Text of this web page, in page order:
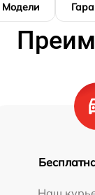
Модели